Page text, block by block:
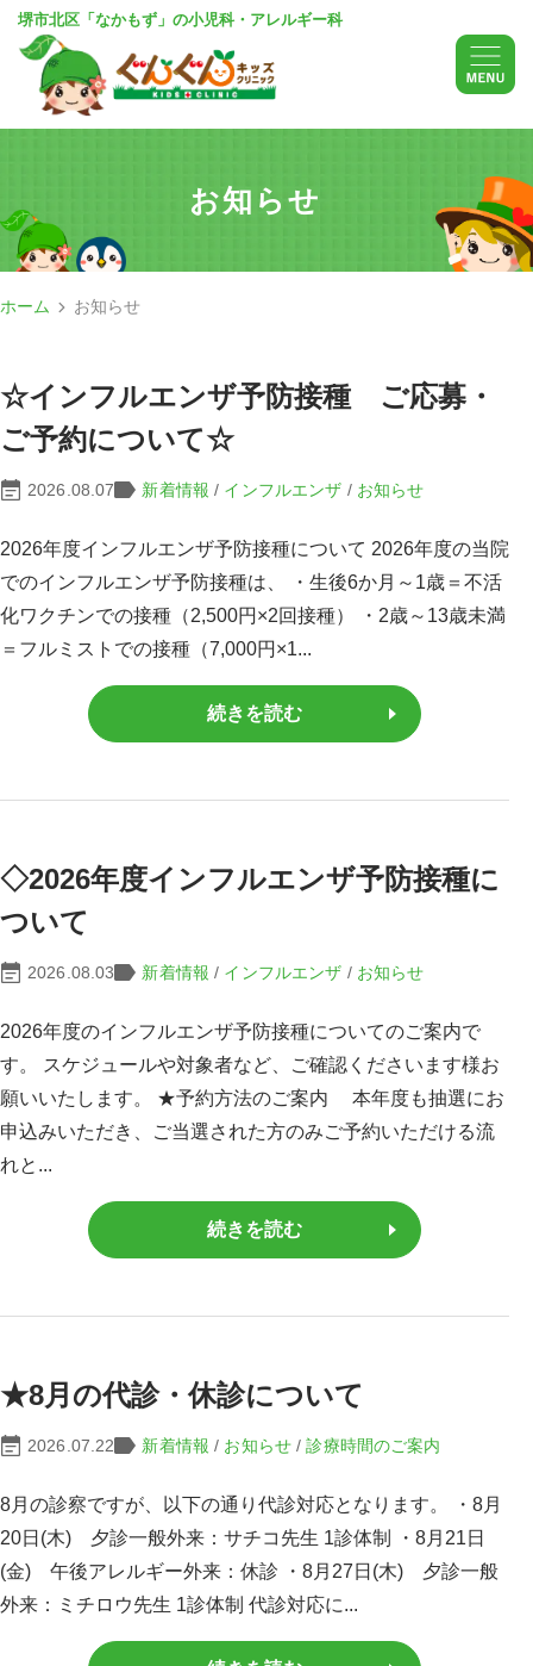
堺市北区「なかもず」の小児科・アレルギー科
お知らせ
ホーム お知らせ
☆インフルエンザ予防接種 ご応募・
ご予約について☆
2026.08.07 新着情報 / インフルエンザ / お知らせ
2026年度インフルエンザ予防接種について 2026年度の当院
でのインフルエンザ予防接種は、 ・生後6か月～1歳＝不活
化ワクチンでの接種（2,500円×2回接種） ・2歳～13歳未満
＝フルミストでの接種（7,000円×1...
続きを読む
◇2026年度インフルエンザ予防接種に
ついて
2026.08.03 新着情報 / インフルエンザ / お知らせ
2026年度のインフルエンザ予防接種についてのご案内で
す。 スケジュールや対象者など、ご確認くださいます様お
願いいたします。 ★予約方法のご案内 本年度も抽選にお
申込みいただき、ご当選された方のみご予約いただける流
れと...
続きを読む
★8月の代診・休診について
2026.07.22 新着情報 / お知らせ/診療時間のご案内
8月の診察ですが、以下の通り代診対応となります。 ・8月
20日(木) 夕診一般外来：サチコ先生 1診体制 ・8月21日
(金) 午後アレルギー外来：休診 ・8月27日(木) 夕診一般
外来：ミチロウ先生 1診体制 代診対応に...